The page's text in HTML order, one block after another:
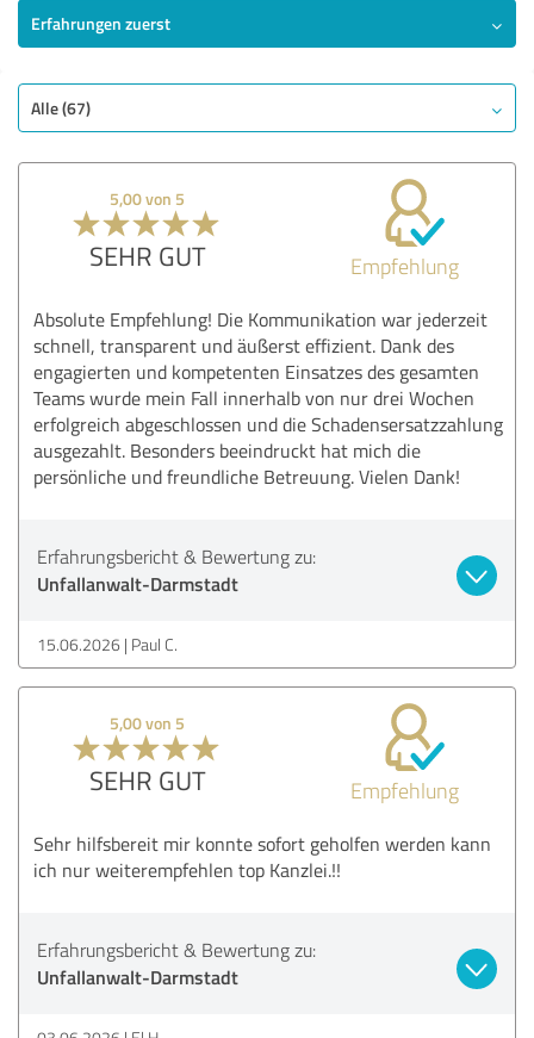
Erfahrungen zuerst
Alle (67)
5,00 von 5
SEHR GUT Empfehlung
Absolute Empfehlung! Die Kommunikation war jederzeit
schnell, transparent und äußerst effizient. Dank des
engagierten und kompetenten Einsatzes des gesamten
Teams wurde mein Fall innerhalb von nur drei Wochen
erfolgreich abgeschlossen und die Schadensersatzzahlung
ausgezahlt. Besonders beeindruckt hat mich die
persönliche und freundliche Betreuung. Vielen Dank!
Erfahrungsbericht & Bewertung zu:
Unfallanwalt-Darmstadt
15.06.2026 Paul C.
5,00 von 5
SEHR GUT Empfehlung
Sehr hilfsbereit mir konnte sofort geholfen werden kann
ich nur weiterempfehlen top Kanzlei.!!
Erfahrungsbericht & Bewertung zu:
Unfallanwalt-Darmstadt